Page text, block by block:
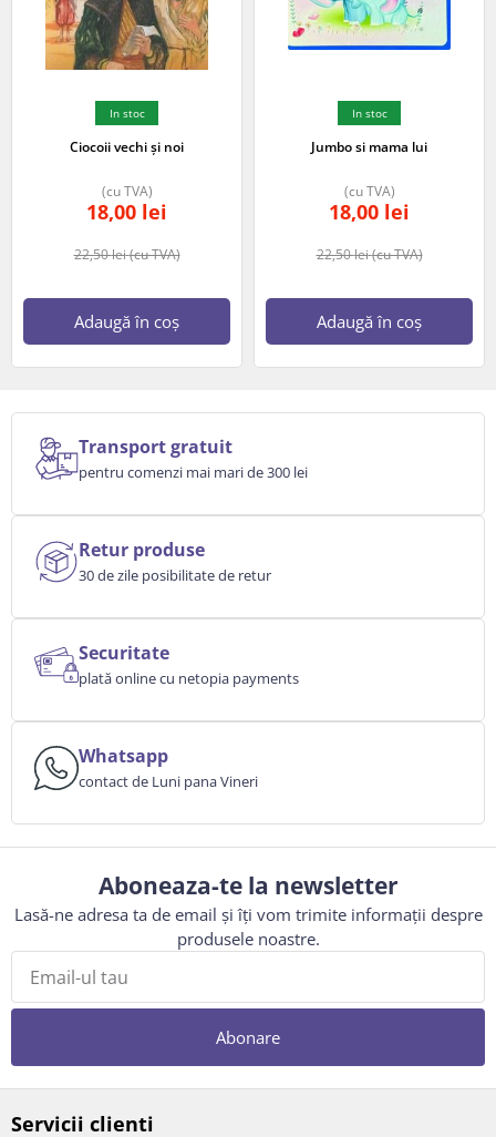
In stoc
Ciocoii vechi și noi
22,50lei(cu TVA)
18,00 lei
(cu TVA)
Adaugă în coș
In stoc
Jumbo si mama lui
22,50lei(cu TVA)
18,00 lei
(cu TVA)
Adaugă în coș
Transport gratuit
pentru comenzi mai mari de 300 lei
Retur produse
30 de zile posibilitate de retur
Securitate
plată online cu netopia payments
Whatsapp
contact de Luni pana Vineri
Aboneaza-te la newsletter
Lasă-ne adresa ta de email și îți vom trimite informații despre
produsele noastre.
Abonare
Servicii clienti